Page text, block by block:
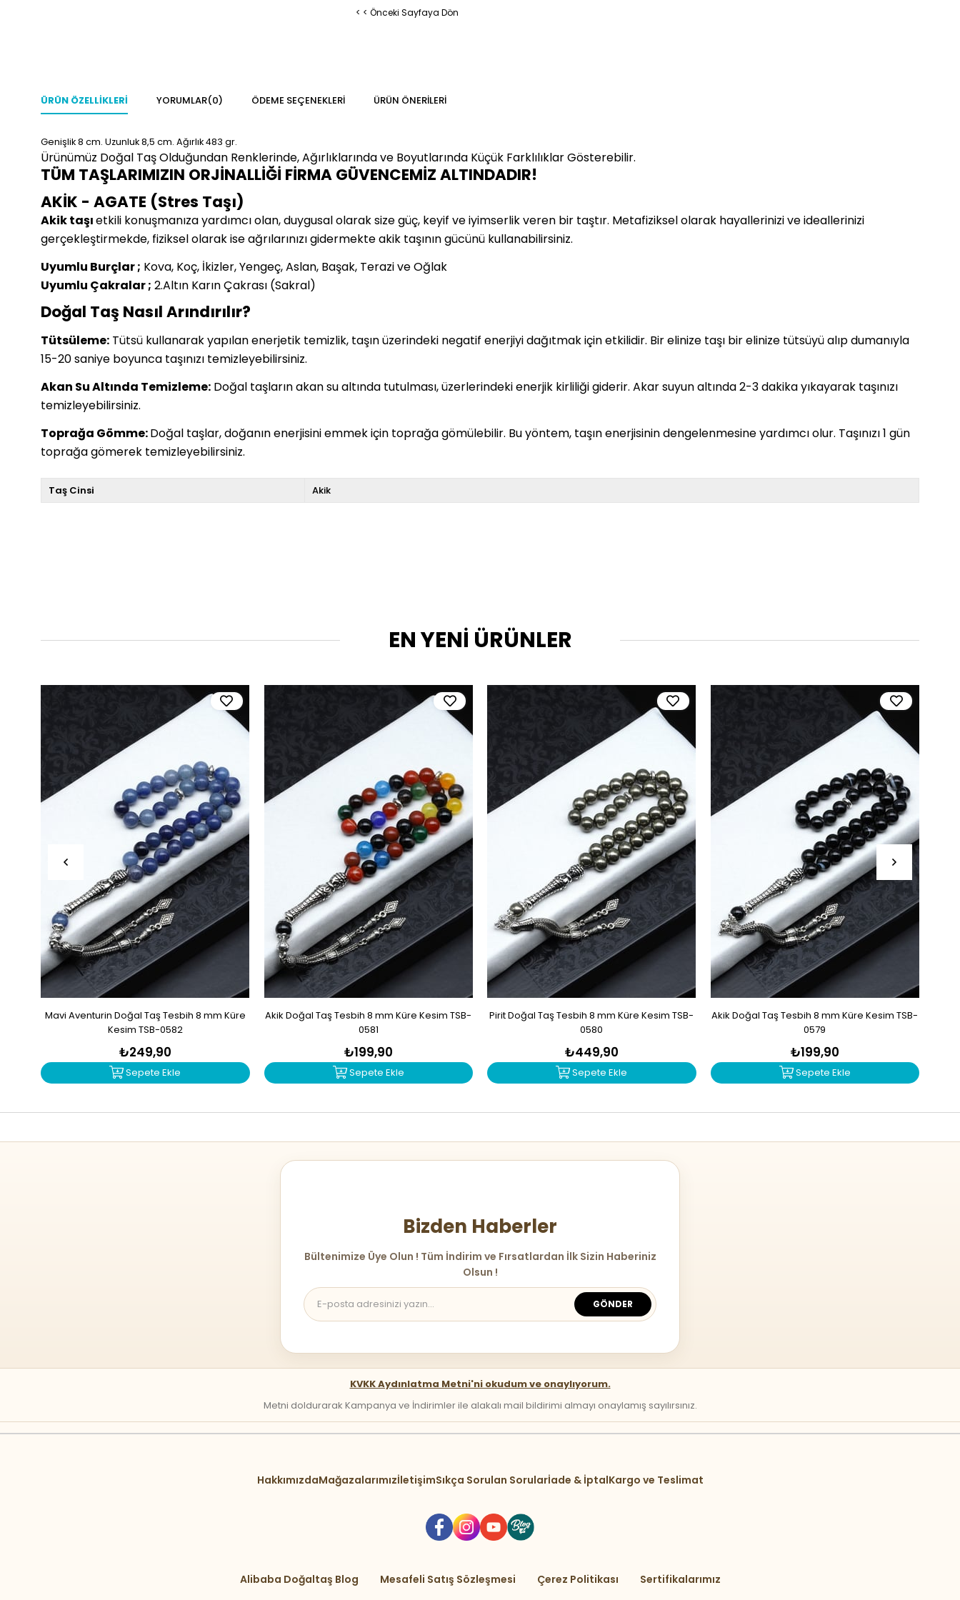
< < Önceki Sayfaya Dön
ÜRÜN ÖZELLIKLERI YORUMLAR(0) ÖDEME SEÇENEKLERI ÜRÜN ÖNERILERI
Genişlik 8 cm. Uzunluk 8,5 cm. Ağırlık 483 gr.
Ürünümüz Doğal Taş Olduğundan Renklerinde, Ağırlıklarında ve Boyutlarında Küçük Farklılıklar Gösterebilir.
TÜM TAŞLARIMIZIN ORJİNALLİĞİ FİRMA GÜVENCEMİZ ALTINDADIR!
AKİK - AGATE (Stres Taşı)
Akik taşıetkili konuşmanıza yardımcı olan, duygusal olarak size güç, keyif ve iyimserlik veren bir taştır. Metafiziksel olarak hayallerinizi ve ideallerinizi
gerçekleştirmekde, fiziksel olarak ise ağrılarınızı gidermekte akik taşının gücünü kullanabilirsiniz.
Uyumlu Burçlar ; Kova, Koç, İkizler, Yengeç, Aslan, Başak, Terazi ve Oğlak
Uyumlu Çakralar ; 2.Altın Karın Çakrası (Sakral)
Doğal Taş Nasıl Arındırılır?
Tütsüleme: Tütsü kullanarak yapılan enerjetik temizlik, taşın üzerindeki negatif enerjiyi dağıtmak için etkilidir. Bir elinize taşı bir elinize tütsüyü alıp dumanıyla
15-20 saniye boyunca taşınızı temizleyebilirsiniz.
Akan Su Altında Temizleme: Doğal taşların akan su altında tutulması, üzerlerindeki enerjik kirliliği giderir. Akar suyun altında 2-3 dakika yıkayarak taşınızı
temizleyebilirsiniz.
Toprağa Gömme:Doğal taşlar, doğanın enerjisini emmek için toprağa gömülebilir. Bu yöntem, taşın enerjisinin dengelenmesine yardımcı olur. Taşınızı 1 gün
toprağa gömerek temizleyebilirsiniz.
Taş Cinsi Akik
EN YENİ ÜRÜNLER
Mavi Aventurin Doğal Taş Tesbih 8 mm Küre
Kesim TSB-0582
₺249,90
Sepete Ekle
Akik Doğal Taş Tesbih 8 mm Küre Kesim TSB-
0581
₺199,90
Sepete Ekle
Pirit Doğal Taş Tesbih 8 mm Küre Kesim TSB-
0580
₺449,90
Sepete Ekle
Akik Doğal Taş Tesbih 8 mm Küre Kesim TSB-
0579
₺199,90
Sepete Ekle
Bizden Haberler
Bültenimize Üye Olun ! Tüm İndirim ve Fırsatlardan İlk Sizin Haberiniz
Olsun !
GÖNDER
KVKK Aydınlatma Metni'ni okudum ve onaylıyorum.
Metni doldurarak Kampanya ve İndirimler ile alakalı mail bildirimi almayı onaylamış sayılırsınız.
HakkımızdaMağazalarımızİletişimSıkça Sorulan Sorularİade & İptalKargo ve Teslimat
Alibaba Doğaltaş Blog Mesafeli Satış Sözleşmesi Çerez Politikası Sertifikalarımız